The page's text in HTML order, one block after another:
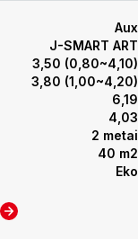
Aux
J-SMART ART
3,50 (0,80~4,10)
3,80 (1,00~4,20)
6,19
4,03
2 metai
40 m2
Eko